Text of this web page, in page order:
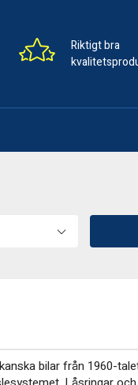
Riktigt bra
bilar från 1960-